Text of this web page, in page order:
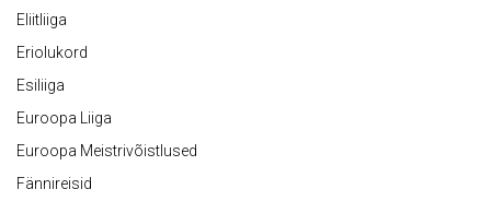
Eliitliiga
Eriolukord
Esiliiga
Euroopa Liiga
Euroopa Meistrivõistlused
Fännireisid